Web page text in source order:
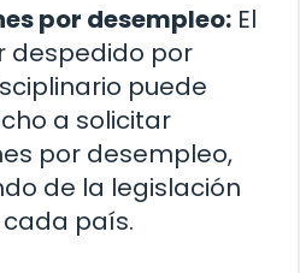
por desempleo: El
despedido por
puede
a solicitar
por desempleo,
de la legislación
país.